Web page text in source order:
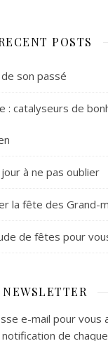
POSTS
son passé
: catalyseurs de
à ne pas oublier
la fête des Grand-
de fêtes pour
NEWSLETTER
e-mail pour vous
de